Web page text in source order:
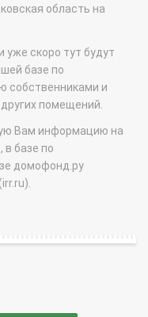
область на
уже скоро тут будут
базе по
собственниками и
помещений.
Вам информацию на
в базе по
домофонд.ру